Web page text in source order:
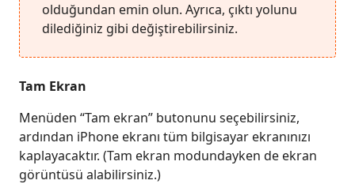
olduğundan emin olun. Ayrıca, çıktı yolunu
dilediğiniz gibi değiştirebilirsiniz.
Tam Ekran
Menüden “Tam ekran” butonunu seçebilirsiniz,
ardından iPhone ekranı tüm bilgisayar ekranınızı
kaplayacaktır. (Tam ekran modundayken de ekran
görüntüsü alabilirsiniz.)